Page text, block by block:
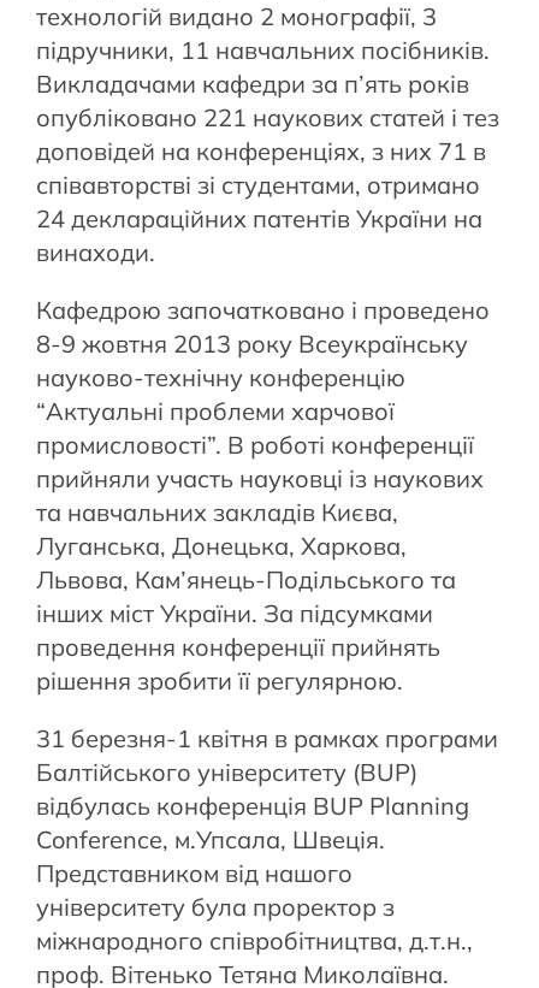
технологій видано 2 монографії, 3
підручники, 11 навчальних посібників.
Викладачами кафедри за п’ять років
опубліковано 221 наукових статей і тез
доповідей на конференціях, з них 71 в
співавторстві зі студентами, отримано
24 деклараційних патентів України на
винаходи.
Кафедрою започатковано і проведено
8-9 жовтня 2013 року Всеукраїнську
науково-технічну конференцію
“Актуальні проблеми харчової
промисловості”. В роботі конференції
прийняли участь науковці із наукових
та навчальних закладів Києва,
Луганська, Донецька, Харкова,
Львова, Кам’янець-Подільського та
інших міст України. За підсумками
проведення конференції прийнять
рішення зробити її регулярною.
31 березня-1 квітня в рамках програми
Балтійського університету (BUP)
відбулась конференція BUP Planning
Conference, м.Упсала, Швеція.
Представником від нашого
університету була проректор з
міжнародного співробітництва, д.т.н.,
проф. Вітенько Тетяна Миколаївна.